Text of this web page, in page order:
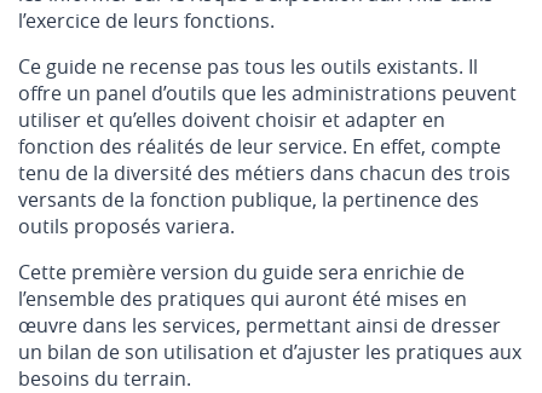
l’exercice de leurs fonctions.
Ce guide ne recense pas tous les outils existants. Il
offre un panel d’outils que les administrations peuvent
utiliser et qu’elles doivent choisir et adapter en
fonction des réalités de leur service. En effet, compte
tenu de la diversité des métiers dans chacun des trois
versants de la fonction publique, la pertinence des
outils proposés variera.
Cette première version du guide sera enrichie de
l’ensemble des pratiques qui auront été mises en
œuvre dans les services, permettant ainsi de dresser
un bilan de son utilisation et d’ajuster les pratiques aux
besoins du terrain.